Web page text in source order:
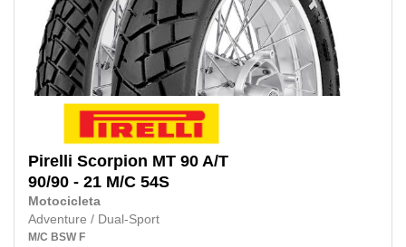
Pirelli Scorpion MT 90 A/T
90/90 - 21 M/C 54S
Motocicleta
Adventure / Dual-Sport
M/C BSW F